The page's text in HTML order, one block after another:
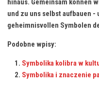
hinaus. ‌Gemeinsam können
und zu uns selbst aufbauen
geheimnisvollen Symbolen
Podobne wpisy:
Symbolika kolibra w
Symbolika i znaczenie